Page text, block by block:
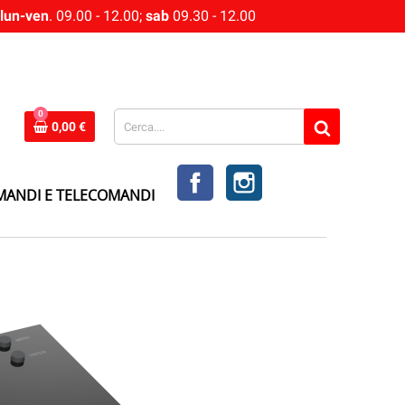
lun-ven. 09.00 - 12.00; sab 09.30 - 12.00
0
0,00 €
E TELECOMANDI
FACEBOOKINSTAGRAM